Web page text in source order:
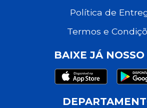
Política de
Termos e
BAIXE JÁ